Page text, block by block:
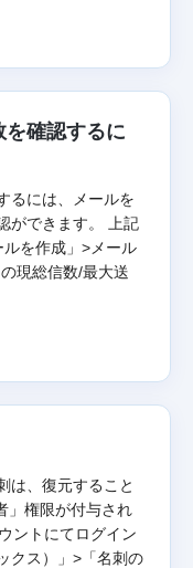
確認するに
るには、メールを
ができます。 上記
を作成」>メール
現総信数/最大送
は、復元すること
」権限が付与され
ントにてログイン
クス）」>「名刺の